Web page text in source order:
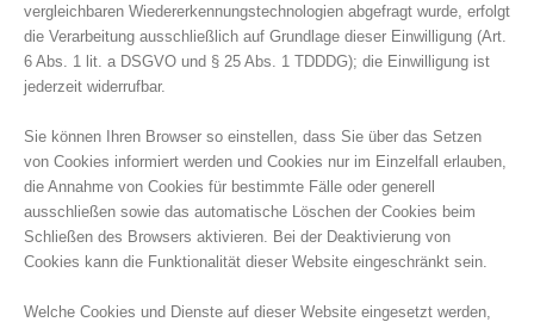
vergleichbaren Wiedererkennungstechnologien abgefragt wurde, erfolgt
die Verarbeitung ausschließlich auf Grundlage dieser Einwilligung (Art.
6 Abs. 1 lit. a DSGVO und § 25 Abs. 1 TDDDG); die Einwilligung ist
jederzeit widerrufbar.
Sie können Ihren Browser so einstellen, dass Sie über das Setzen
von Cookies informiert werden und Cookies nur im Einzelfall erlauben,
die Annahme von Cookies für bestimmte Fälle oder generell
ausschließen sowie das automatische Löschen der Cookies beim
Schließen des Browsers aktivieren. Bei der Deaktivierung von
Cookies kann die Funktionalität dieser Website eingeschränkt sein.
Welche Cookies und Dienste auf dieser Website eingesetzt werden,